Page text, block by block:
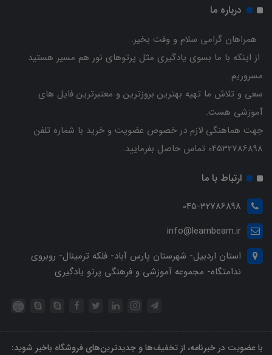
درباره ما
همراهان گرامی سلام و وقت بخیر.
از اینکه با ما بسوی یادگیری مثل پرتوهای نور هم مسیر هستید
مسروریم .
سعی و تلاش ما تهیه بهترین بروزترین و معتبرترین فایل های
آموزشی هست.
جهت هماهنگی لازم در خصوص عضویت و خرید با شماره تلفن
04532786898 تماس حاصل بفرمایید.
ارتباط با ما
045-32786898
info@learnbeam.ir
استان اردبیل- شهرستان پارس آباد- فلکه ترمینال- روبروی
ندامتگاه- مجموعه آموزشی و فرهنگی پرتو یادگیری
با عضویت در خبرنامه، از تخفیف‌ها و جدیدترین‌های فروشگاه باخبر شوید: